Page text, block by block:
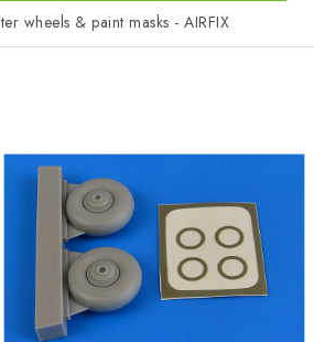
wheels & paint masks - AIRFIX